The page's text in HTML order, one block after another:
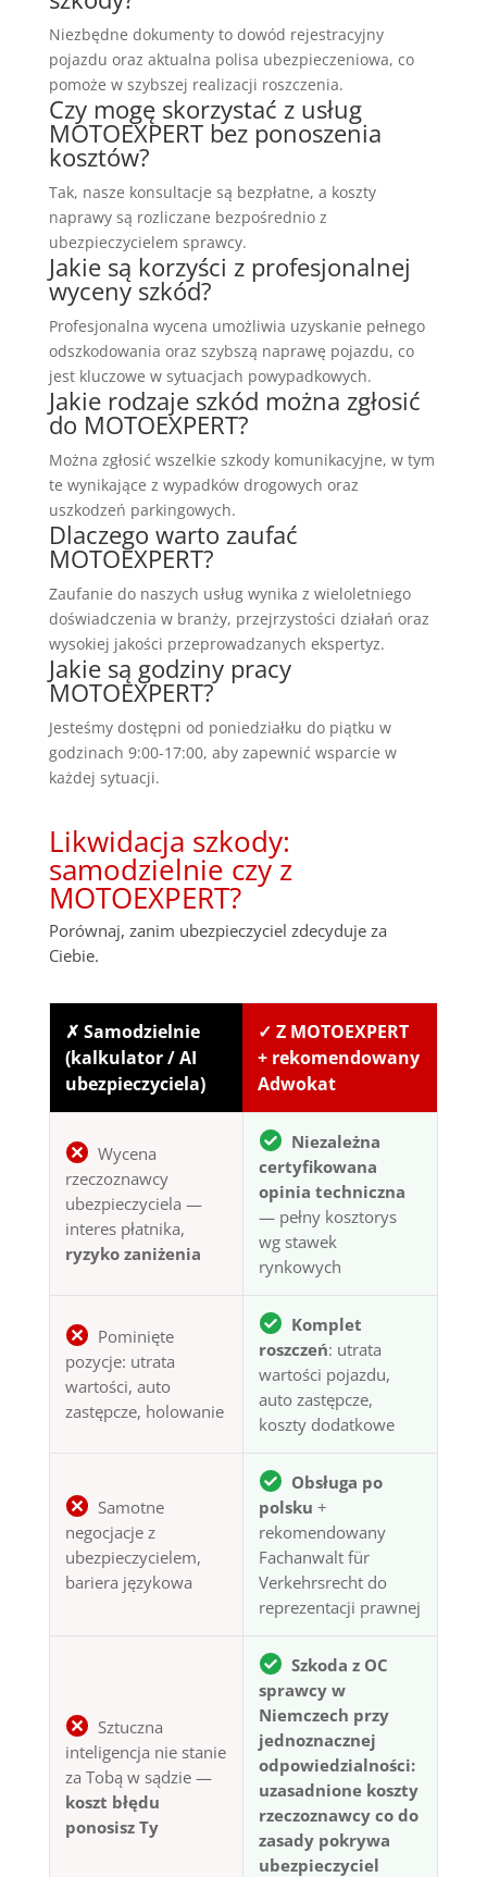
Niezbędne dokumenty to dowód rejestracyjny
pojazdu oraz aktualna polisa ubezpieczeniowa, co
pomoże w szybszej realizacji roszczenia.
Czy mogę skorzystać z usług
MOTOEXPERT bez ponoszenia
kosztów?
Tak, nasze konsultacje są bezpłatne, a koszty
naprawy są rozliczane bezpośrednio z
ubezpieczycielem sprawcy.
Jakie są korzyści z profesjonalnej
wyceny szkód?
Profesjonalna wycena umożliwia uzyskanie pełnego
odszkodowania oraz szybszą naprawę pojazdu, co
jest kluczowe w sytuacjach powypadkowych.
Jakie rodzaje szkód można zgłosić
do MOTOEXPERT?
Można zgłosić wszelkie szkody komunikacyjne, w tym
te wynikające z wypadków drogowych oraz
uszkodzeń parkingowych.
Dlaczego warto zaufać
MOTOEXPERT?
Zaufanie do naszych usług wynika z wieloletniego
doświadczenia w branży, przejrzystości działań oraz
wysokiej jakości przeprowadzanych ekspertyz.
Jakie są godziny pracy
MOTOEXPERT?
Jesteśmy dostępni od poniedziałku do piątku w
godzinach 9:00-17:00, aby zapewnić wsparcie w
każdej sytuacji.
Likwidacja szkody:
samodzielnie czy z
MOTOEXPERT?
Porównaj, zanim ubezpieczyciel zdecyduje za
Ciebie.
✗ Samodzielnie
(kalkulator / AI
ubezpieczyciela)
✓ Z MOTOEXPERT
+ rekomendowany
Adwokat
Wycena
rzeczoznawcy
ubezpieczyciela —
interes płatnika,
ryzyko zaniżenia
Niezależna
certyfikowana
opinia techniczna
— pełny kosztorys
wg stawek
rynkowych
Pominięte
pozycje: utrata
wartości, auto
zastępcze, holowanie
Komplet
roszczeń: utrata
wartości pojazdu,
auto zastępcze,
koszty dodatkowe
Samotne
negocjacje z
ubezpieczycielem,
bariera językowa
Obsługa po
polsku +
rekomendowany
Fachanwalt für
Verkehrsrecht do
reprezentacji prawnej
Sztuczna
inteligencja nie stanie
za Tobą w sądzie —
koszt błędu
ponosisz Ty
Szkoda z OC
sprawcy w
Niemczech przy
jednoznacznej
odpowiedzialności:
uzasadnione koszty
rzeczoznawcy co do
zasady pokrywa
ubezpieczyciel